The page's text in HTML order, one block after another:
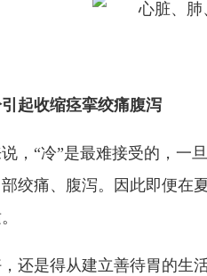
起收缩痉挛绞痛腹泻
，“冷”是最难接受的，一
绞痛、腹泻。因此即便在
还是得从建立善待胃的生